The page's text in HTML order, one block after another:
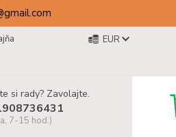
EUR
si rady? Zavolajte.
7-15 hod.)